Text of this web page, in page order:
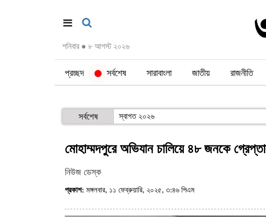
শনিবার ● ৮ আগস্ট ২০২৬
প্রচ্ছদ সর্বশেষ সারাবাংলা জাতীয় রাজনীতি
সর্বশেষ স্বাগত ২০২৬
মোহাম্মদপুরে অভিযান চালিয়ে ৪৮ জনকে
নিউজ ডেস্ক
প্রকাশ: মঙ্গলবার, ১১ ফেব্রুয়ারি, ২০২৫, ৩:৪৬ পিএম